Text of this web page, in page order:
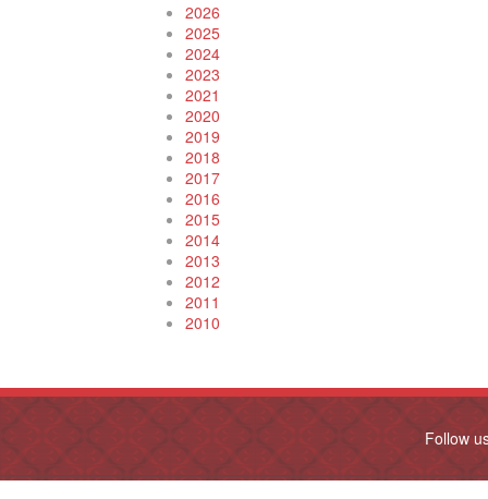
2026
2025
2024
2023
2021
2020
2019
2018
2017
2016
2015
2014
2013
2012
2011
2010
Follow